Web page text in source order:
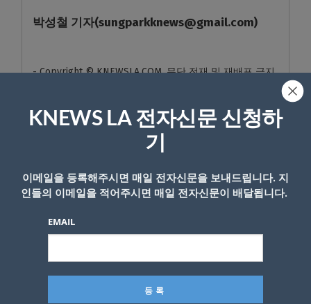
박성철 기자(sungparkknews@gmail.com)
- Copyright © KNEWSLA.COM, 무단 전재 및 재배포 금지
답글 남기기
KNEWS LA 전자신문 신청하
기
이메일을 등록해주시면 매일 전자신문을 보내드립니다. 지
인들의 이메일을 적어주시면 매일 전자신문이 배달됩니다.
EMAIL